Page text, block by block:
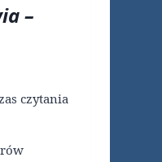
–
czytania